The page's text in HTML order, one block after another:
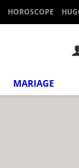
HOROSCOPE
MARIAGE